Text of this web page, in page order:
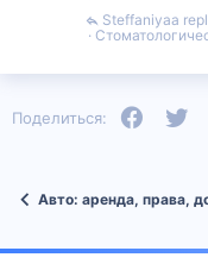
Steffaniyaa
Поделиться:
Авто: аренда, права,